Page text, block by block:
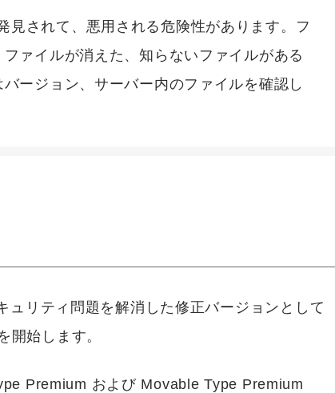
見されて、悪用される危険性があります。フ
ァイルが消えた、知らないファイルがある
ージョン、サーバー内のファイルを確認し
ュリティ問題を解消した修正バージョンとして
開始します。
Premium および Movable Type Premium